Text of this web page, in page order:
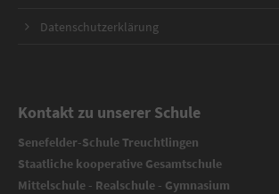
Datenschutzerklärung
Kontakt zu unserer Schule
Senefelder-Schule Treuchtlingen
Staatliche kooperative Gesamtschule
Mittelschule - Realschule - Gymnasium